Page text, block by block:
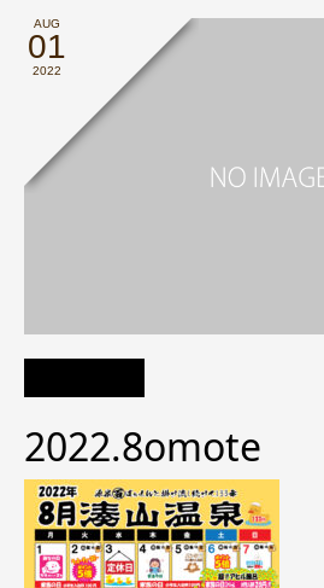
AUG
01
2022
2022.8omote